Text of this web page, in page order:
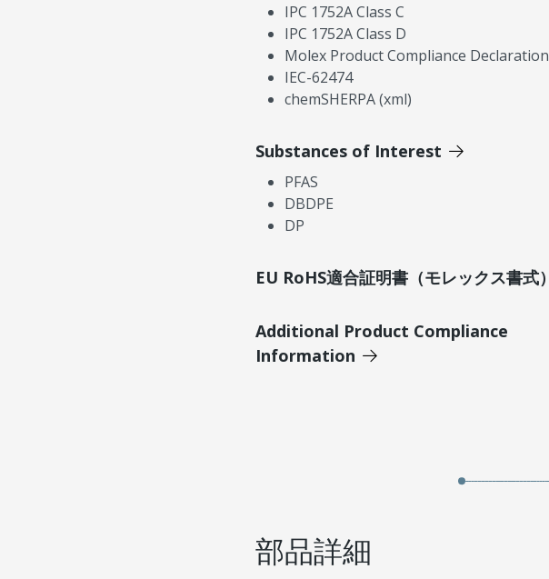
IPC 1752A Class C
IPC 1752A Class D
Molex Product Compliance Declaration
IEC-62474
chemSHERPA (xml)
Substances of Interest
PFAS
DBDPE
DP
EU RoHS適合証明書（モレックス書式）
Additional Product Compliance
Information
部品詳細